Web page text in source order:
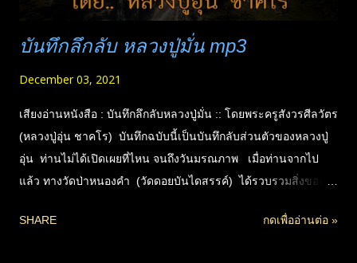
บันทึกลึกลับ หลวงปู่มั่น mp3
December 03, 2021
เสียงอ่านหนังสือ : บันทึกลึกลับหลวงปู่มั่น :: โดยพระครูสังวรศีลวัตร
(หลวงปู่อุ่น ชาคโร) บันทึกฉบับนี้เป็นบันทึกลับส่วนตัวของหลวงปู่
อุ่น ท่านไม่ได้เปิดเผยที่ไหน จนถึงวันมรณภาพ เมื่อท่านจากไป
แล้ว ทางวัดป่าหนองคำ (วัดดอยบันไดสรรค์) ได้รวบรวมสิ่งของ
โดยบังเอิญ เห็นว่ามีประโยชน์ จึงจัดพิมพ์เผยแพร่ต่อ เพื่อ
SHARE กดเพื่ออ่านต่อ »